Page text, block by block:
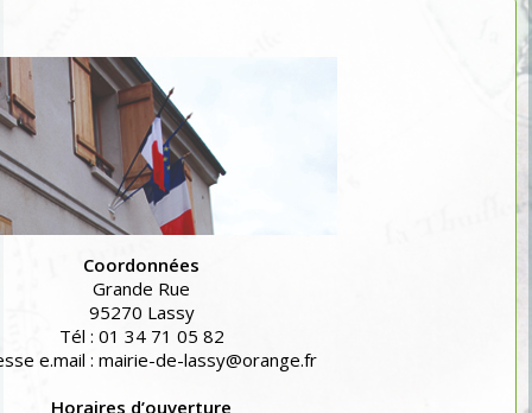
Coordonnées
Grande Rue
95270 Lassy
Tél : 01 34 71 05 82
e.mail : mairie-de-lassy@orange.fr
Horaires d’ouverture